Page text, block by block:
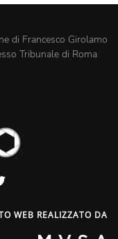
di Francesco Girolamo
Tribunale di Roma
WEB REALIZZATO DA